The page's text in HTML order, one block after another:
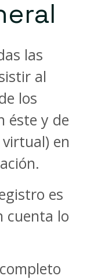
las
al
los
éste y de
en
es
cuenta lo